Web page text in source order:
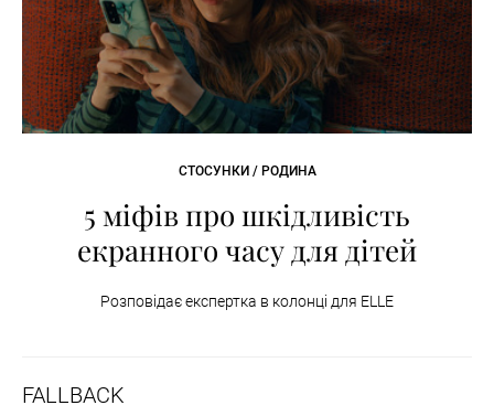
СТОСУНКИ / РОДИНА
5 міфів про шкідливість
екранного часу для дітей
Розповідає експертка в колонці для ELLE
FALLBACK